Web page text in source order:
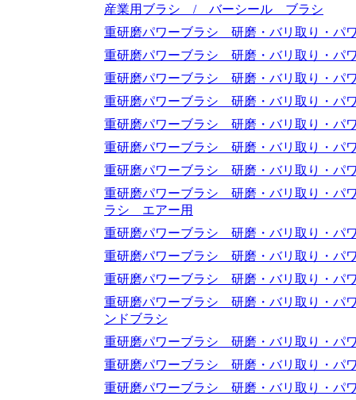
産業用ブラシ / バーシール ブラシ
重研磨パワーブラシ 研磨・バリ取り・
重研磨パワーブラシ 研磨・バリ取り・
重研磨パワーブラシ 研磨・バリ取り・
重研磨パワーブラシ 研磨・バリ取り・
重研磨パワーブラシ 研磨・バリ取り・
重研磨パワーブラシ 研磨・バリ取り・パ
重研磨パワーブラシ 研磨・バリ取り・
重研磨パワーブラシ 研磨・バリ取り
ラシ エアー用
重研磨パワーブラシ 研磨・バリ取り・
重研磨パワーブラシ 研磨・バリ取り・
重研磨パワーブラシ 研磨・バリ取り・
重研磨パワーブラシ 研磨・バリ取り・
ンドブラシ
重研磨パワーブラシ 研磨・バリ取り・
重研磨パワーブラシ 研磨・バリ取り・
重研磨パワーブラシ 研磨・バリ取り・